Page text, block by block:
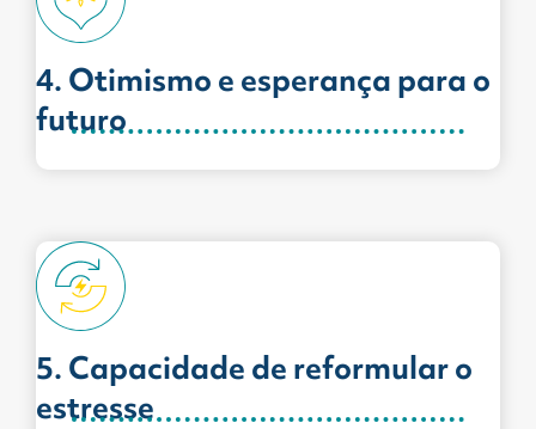
4. Otimismo e esperança para o
futuro
5. Capacidade de reformular o
estresse